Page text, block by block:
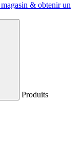
& obtenir un
Produits